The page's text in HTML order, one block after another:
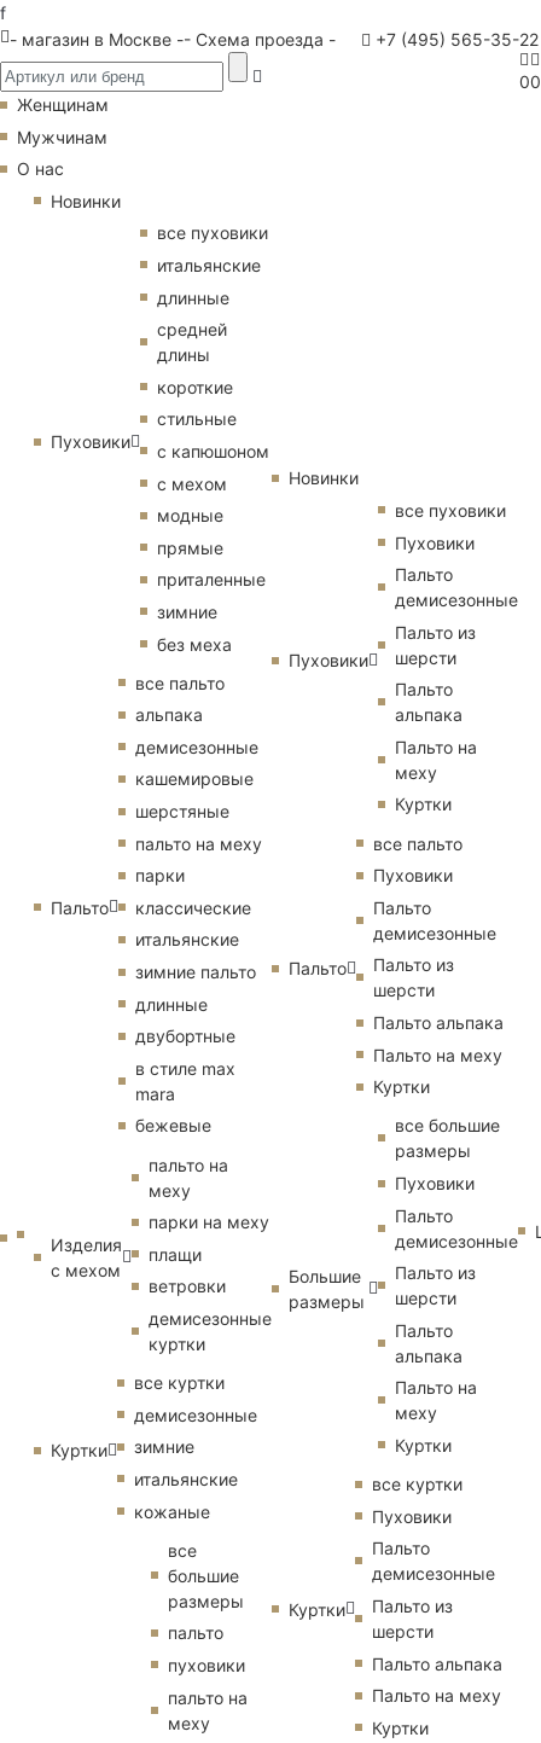
f
- магазин в Москве -- Схема проезда - +7 (495) 565-35-22
00
Женщинам
Мужчинам
О нас
Новинки
Пуховики
все пуховики
итальянские
длинные
средней
длины
короткие
стильные
с капюшоном
с мехом
модные
прямые
приталенные
зимние
без меха
Пальто
все пальто
альпака
демисезонные
кашемировые
шерстяные
пальто на меху
парки
классические
итальянские
зимние пальто
длинные
двубортные
в стиле max
mara
бежевые
Изделия
с мехом
пальто на
меху
парки на меху
плащи
ветровки
демисезонные
куртки
Куртки
все куртки
демисезонные
зимние
итальянские
кожаные
все
большие
размеры
пальто
пуховики
пальто на
меху
Новинки
Пуховики
все пуховики
Пуховики
Пальто
демисезонные
Пальто из
шерсти
Пальто
альпака
Пальто на
меху
Куртки
Пальто
все пальто
Пуховики
Пальто
демисезонные
Пальто из
шерсти
Пальто альпака
Пальто на меху
Куртки
Большие
размеры
все большие
размеры
Пуховики
Пальто
демисезонные
Пальто из
шерсти
Пальто
альпака
Пальто на
меху
Куртки
Куртки
все куртки
Пуховики
Пальто
демисезонные
Пальто из
шерсти
Пальто альпака
Пальто на меху
Куртки